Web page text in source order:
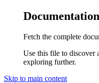
Fetch the complete
Use this file to discover
exploring further.
Skip to main content